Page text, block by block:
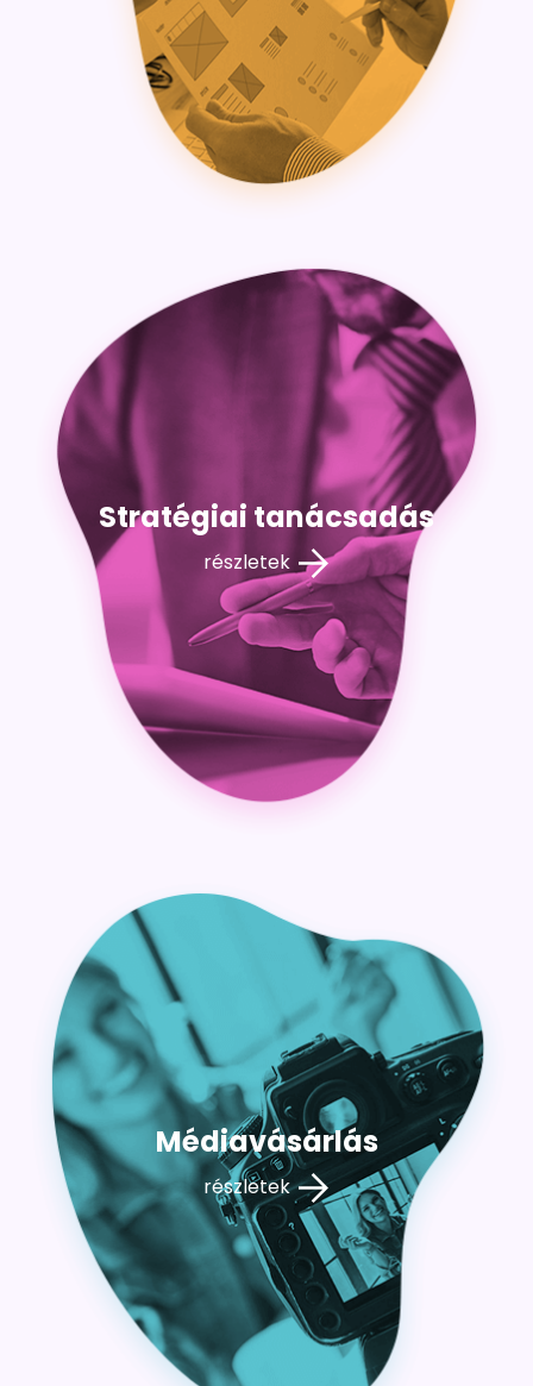
Stratégiai tanácsadás
részletek
Médiavásárlás
részletek